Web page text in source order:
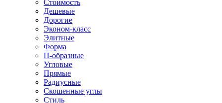
Стоимость
Дешевые
Дорогие
Эконом-класс
Элитные
Форма
П-образные
Угловые
Прямые
Радиусные
Скошенные углы
Стиль